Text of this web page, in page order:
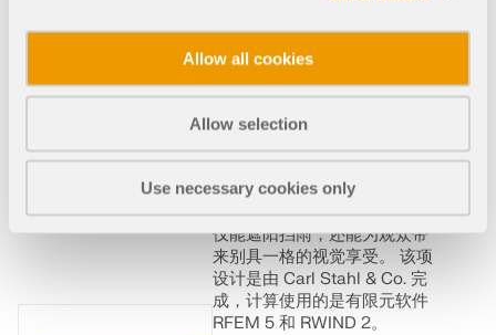
Allow all cookies
Allow selection
Use necessary cookies only
法国莫斯特的本尼
迪克特圆形剧场
2023 年 6 月，位于莫斯特
（Most）水库附近的圆形剧场
的屋顶建筑顺利完工。 舞台上
方搭建的张拉膜结构顶棚，不
仅能遮阳挡雨，还能为观众带
来别具一格的视觉享受。 该项
设计是由 Carl Stahl & Co. 完
成，计算使用的是有限元软件
RFEM 5 和 RWIND 2。